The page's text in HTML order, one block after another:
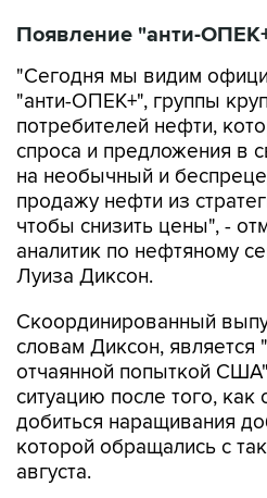
Появление "анти-
"Сегодня мы видим
"анти-ОПЕК+", группы
потребителей нефти,
спроса и предложения в
на необычный и
продажу нефти из
чтобы снизить цены", -
аналитик по нефтяному
Луиза Диксон.
Скоординированный
словам Диксон, является
отчаянной попыткой
ситуацию после того, как
добиться наращивания
которой обращались с
августа.